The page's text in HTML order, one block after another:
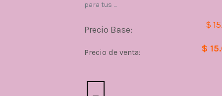
para tus ...
Precio Base: $
Precio de venta: $